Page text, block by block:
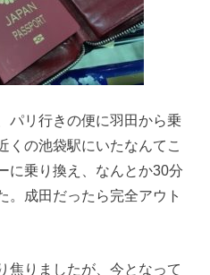
パリ行きの便に羽田から乗
くの池袋駅にいたなんてこ
に乗り換え、なんとか30分
。成田だったら完全アウト
焦りましたが、今となって